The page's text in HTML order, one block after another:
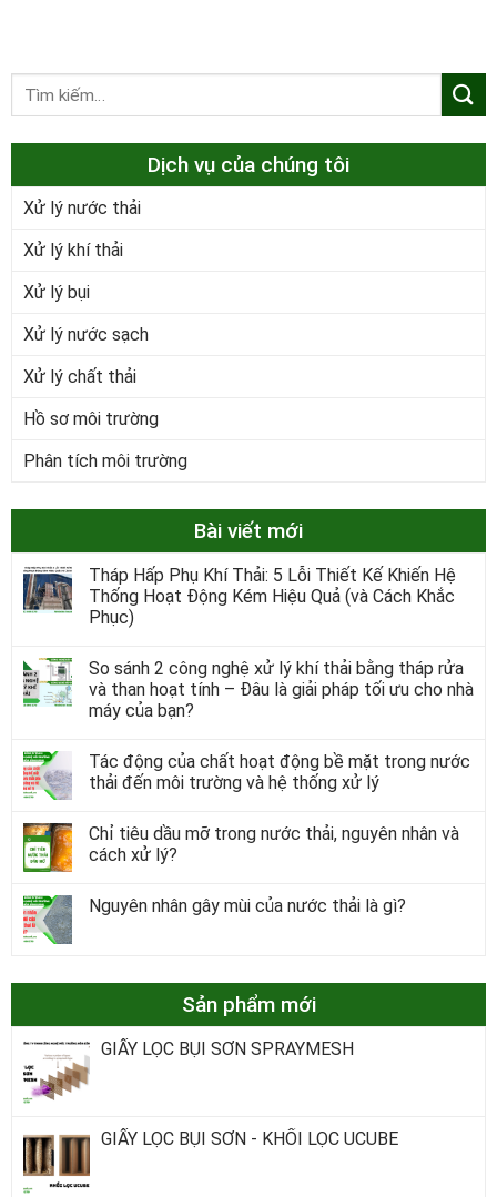
Dịch vụ của chúng tôi
Xử lý nước thải
Xử lý khí thải
Xử lý bụi
Xử lý nước sạch
Xử lý chất thải
Hồ sơ môi trường
Phân tích môi trường
Bài viết mới
Tháp Hấp Phụ Khí Thải: 5 Lỗi Thiết Kế Khiến Hệ
Thống Hoạt Động Kém Hiệu Quả (và Cách Khắc
Phục)
So sánh 2 công nghệ xử lý khí thải bằng tháp rửa
và than hoạt tính – Đâu là giải pháp tối ưu cho nhà
máy của bạn?
Tác động của chất hoạt động bề mặt trong nước
thải đến môi trường và hệ thống xử lý
Chỉ tiêu dầu mỡ trong nước thải, nguyên nhân và
cách xử lý?
Nguyên nhân gây mùi của nước thải là gì?
Sản phẩm mới
GIẤY LỌC BỤI SƠN SPRAYMESH
GIẤY LỌC BỤI SƠN - KHỐI LỌC UCUBE